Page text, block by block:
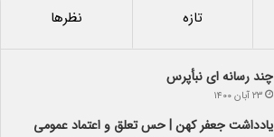
تازه نظرها
چند رسانه ای نبأپرس
۲۳ آبان ۱۴۰۰
یادداشت جعفر کهن | حس تعلق و اعتماد عمومی